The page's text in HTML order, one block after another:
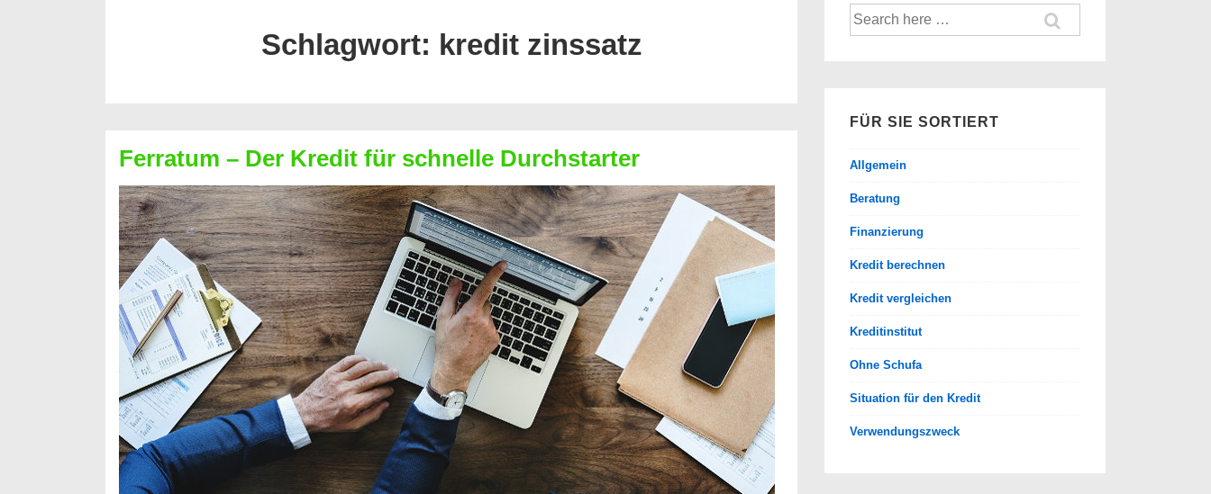
Schlagwort: kredit zinssatz
Ferratum – Der Kredit für schnelle Durchstarter
Suche
nach:
FÜR SIE SORTIERT
Allgemein
Beratung
Finanzierung
Kredit berechnen
Kredit vergleichen
Kreditinstitut
Ohne Schufa
Situation für den Kredit
Verwendungszweck